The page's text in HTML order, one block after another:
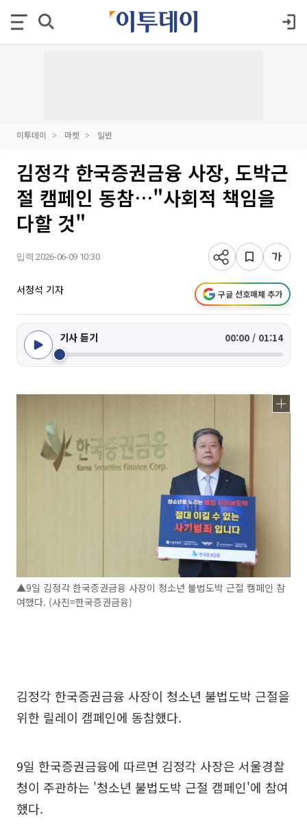
이투데이 마켓 일반
김정각 한국증권금융 사장, 도박근
절 캠페인 동참…"사회적 책임을
다할 것"
입력 2026-06-09 10:30
서청석 기자 구글 선호매체 추가
기사 듣기 00:00 / 01:14
▲9일 김정각 한국증권금융 사장이 청소년 불법도박 근절 캠페인 참
여했다. (사진=한국증권금융)
김정각 한국증권금융 사장이 청소년 불법도박 근절을
위한 릴레이 캠페인에 동참했다.
9일 한국증권금융에 따르면 김정각 사장은 서울경찰
청이 주관하는 '청소년 불법도박 근절 캠페인'에 참여
했다.